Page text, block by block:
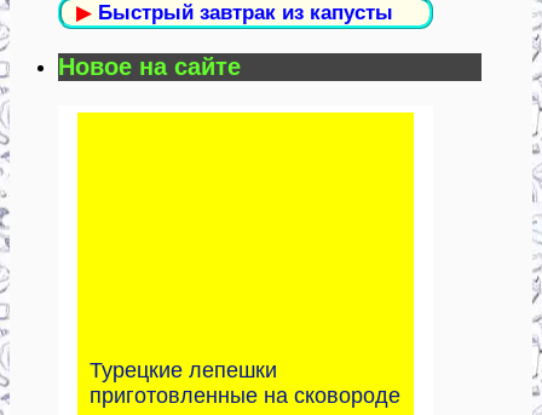
▶ Быстрый завтрак из капусты
Новое на сайте
Турецкие лепешки
приготовленные на сковороде